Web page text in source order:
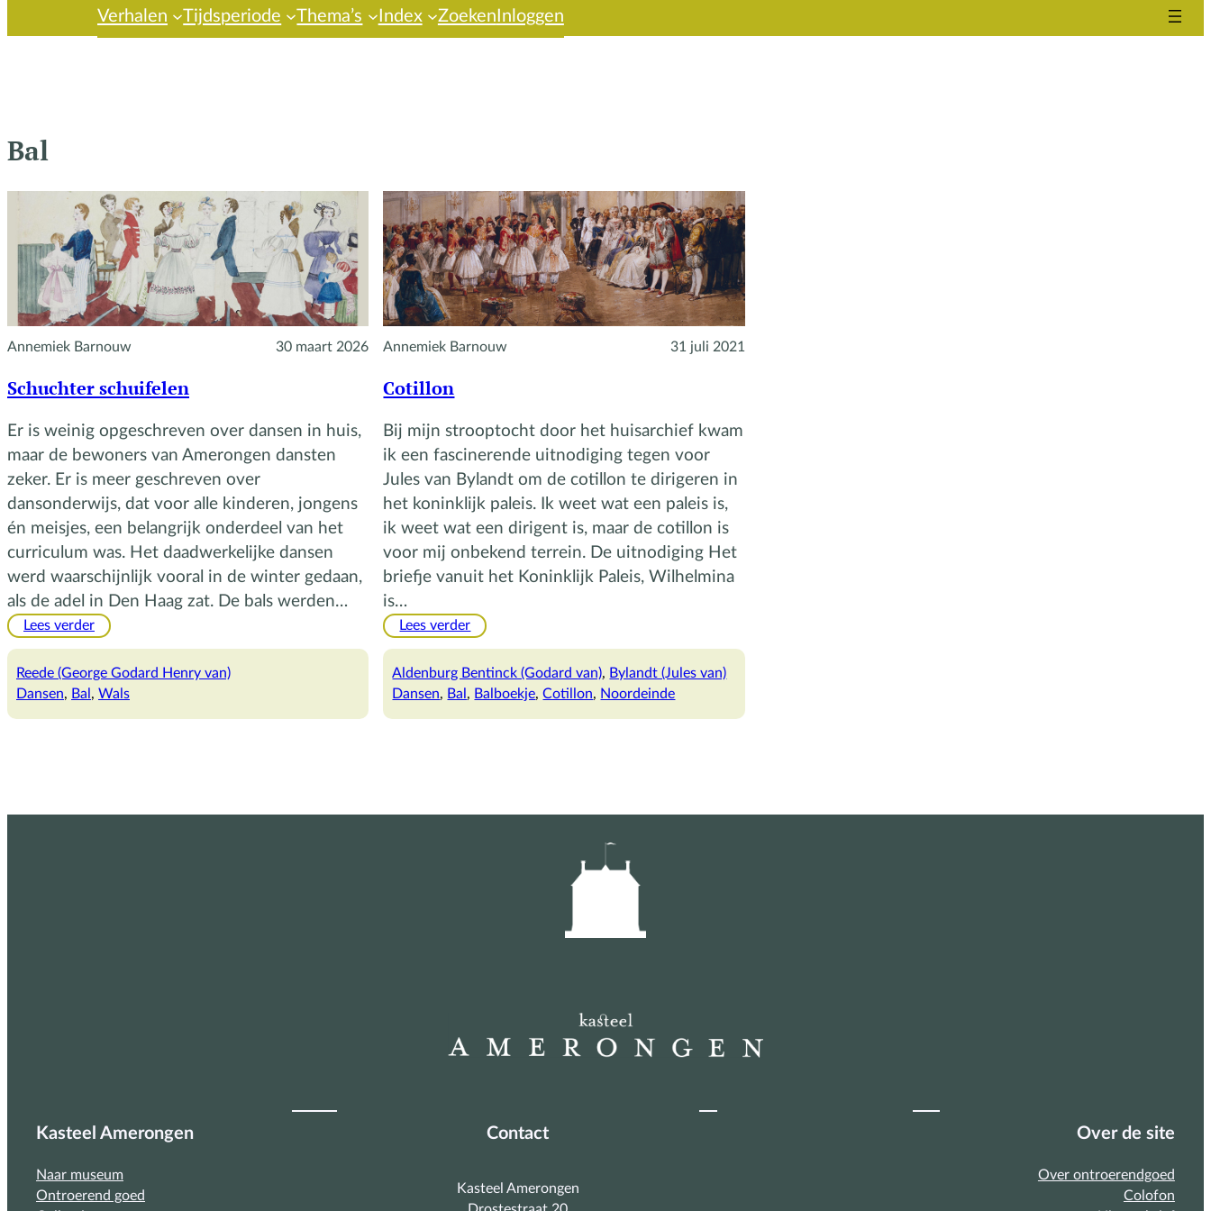
Verhalen Tijdsperiode Thema’s Index Zoeken Inloggen
Bal
Annemiek Barnouw 30 maart 2026
Schuchter schuifelen
Er is weinig opgeschreven over dansen in huis,
maar de bewoners van Amerongen dansten
zeker. Er is meer geschreven over
dansonderwijs, dat voor alle kinderen, jongens
én meisjes, een belangrijk onderdeel van het
curriculum was. Het daadwerkelijke dansen
werd waarschijnlijk vooral in de winter gedaan,
als de adel in Den Haag zat. De bals werden…
Lees verder:
schuifelen
Reede (George Godard Henry van)
Dansen, Bal, Wals
Annemiek Barnouw 31 juli 2021
Cotillon
Bij mijn strooptocht door het huisarchief kwam
ik een fascinerende uitnodiging tegen voor
Jules van Bylandt om de cotillon te dirigeren in
het koninklijk paleis. Ik weet wat een paleis is,
ik weet wat een dirigent is, maar de cotillon is
voor mij onbekend terrein. De uitnodiging Het
briefje vanuit het Koninklijk Paleis, Wilhelmina
is…
Lees verder:
Aldenburg Bentinck (Godard van), Bylandt (Jules van)
Dansen, Bal, Balboekje, Cotillon, Noordeinde
Kasteel Amerongen
Naar museum
Ontroerend goed
Contact
Kasteel Amerongen
Over de site
Over ontroerendgoed
Colofon